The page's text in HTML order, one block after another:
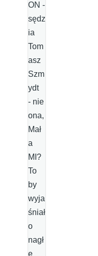
ON -
sędz
ia
Tom
asz
Szm
ydt
- nie
ona,
Mał
a
MI?
To
by
wyja
śniał
o
nagł
e